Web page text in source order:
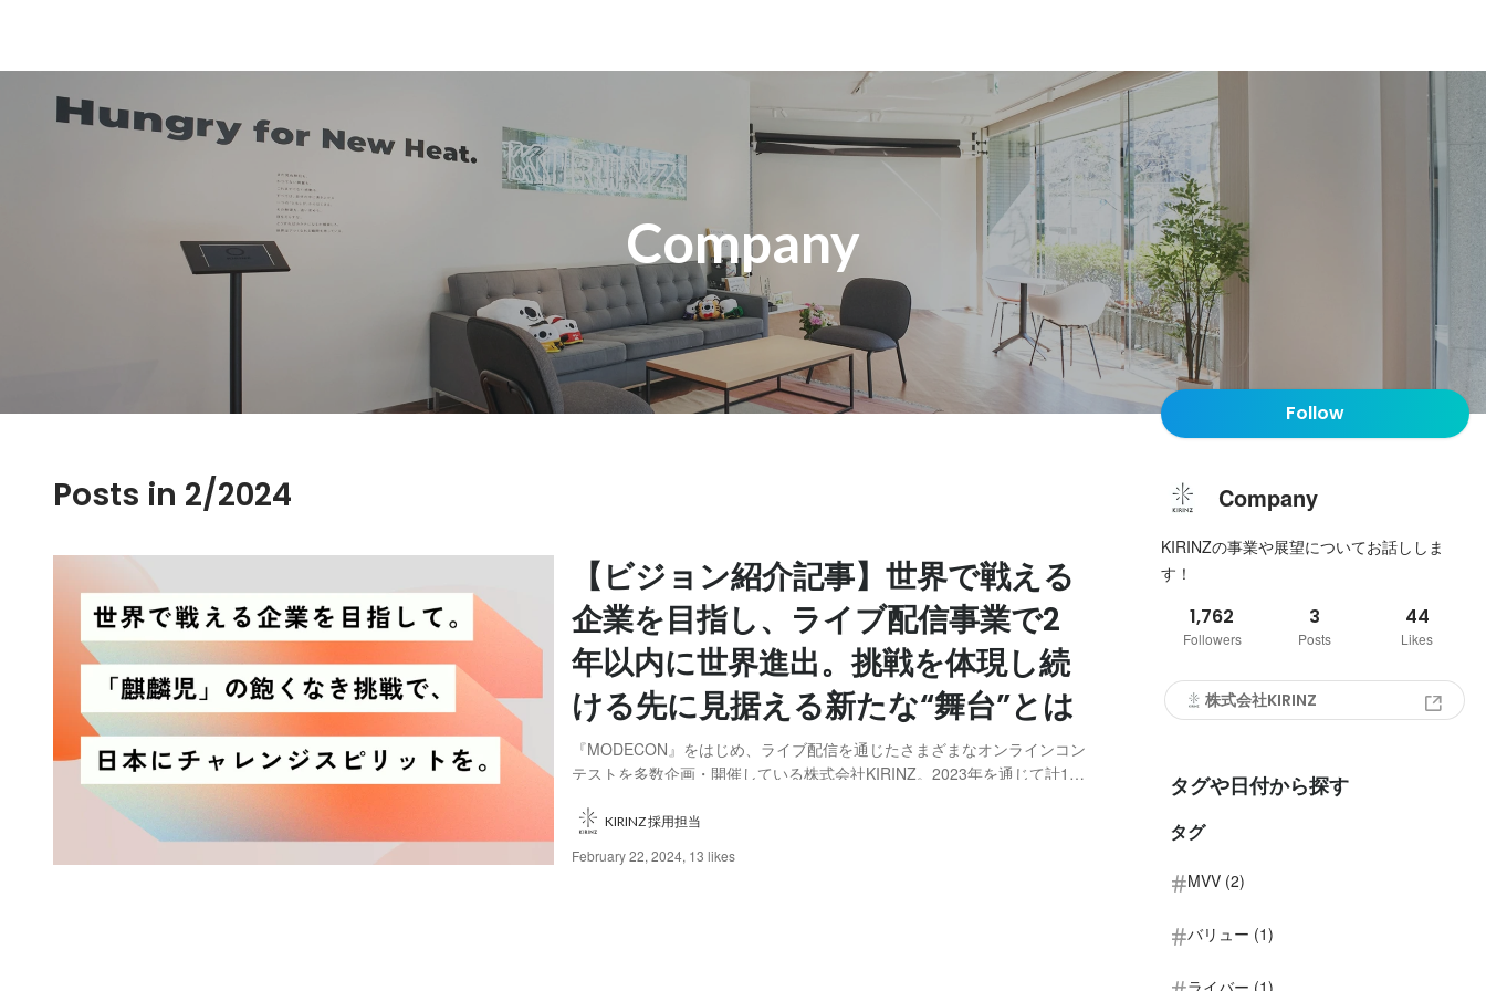
Company
Posts in 2/2024
【ビジョン紹介記事】世界で戦える
企業を目指し、ライブ配信事業で2
年以内に世界進出。挑戦を体現し続
ける先に見据える新たな“舞台”とは
『MODECON』をはじめ、ライブ配信を通じたさまざまなオンラインコン
テストを多数企画・開催している株式会社KIRINZ。2023年を通じて計107
名に上り、協賛企業数は146社に達します。 今記事では、ライブ配信事業
KIRINZ 採用担当
February 22, 2024, 13 likes
Follow
Company
KIRINZの事業や展望についてお話ししま
す！
1,762
Followers
3
Posts
44
Likes
株式会社KIRINZ
タグや日付から探す
タグ
MVV (2)
バリュー (1)
ライバー (1)